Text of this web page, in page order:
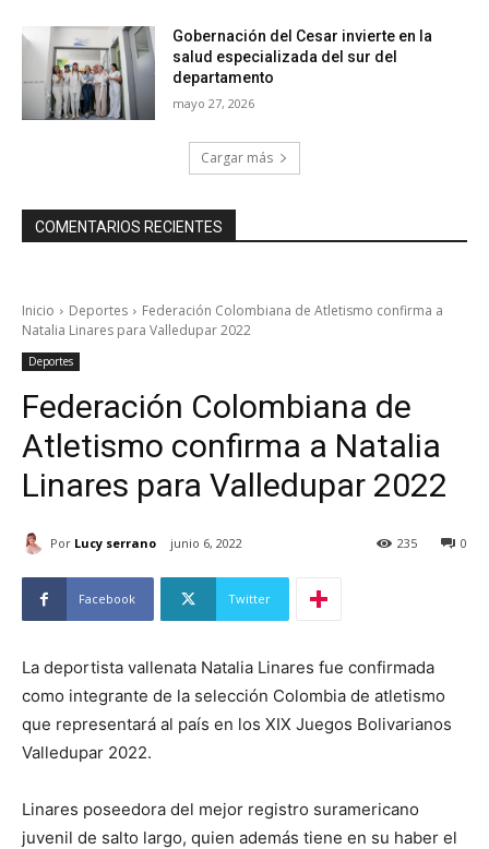
Gobernación del Cesar invierte en la
salud especializada del sur del
departamento
mayo 27, 2026
Cargar más
COMENTARIOS RECIENTES